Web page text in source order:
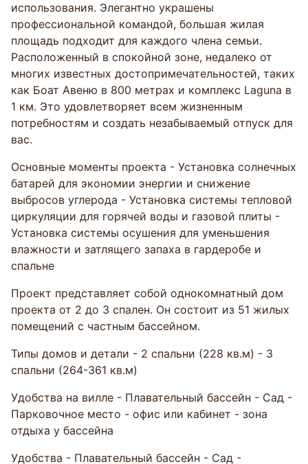
использования. Элегантно украшены
профессиональной командой, большая жилая
площадь подходит для каждого члена семьи.
Расположенный в спокойной зоне, недалеко от
многих известных достопримечательностей, таких
как Боат Авеню в 800 метрах и комплекс Laguna в
1 км. Это удовлетворяет всем жизненным
потребностям и создать незабываемый отпуск для
вас.
Основные моменты проекта - Установка солнечных
батарей для экономии энергии и снижение
выбросов углерода - Установка системы тепловой
циркуляции для горячей воды и газовой плиты -
Установка системы осушения для уменьшения
влажности и затлящего запаха в гардеробе и
спальне
Проект представляет собой однокомнатный дом
проекта от 2 до 3 спален. Он состоит из 51 жилых
помещений с частным бассейном.
Типы домов и детали - 2 спальни (228 кв.м) - 3
спальни (264-361 кв.м)
Удобства на вилле - Плавательный бассейн - Сад -
Парковочное место - офис или кабинет - зона
отдыха у бассейна
Удобства - Плавательный бассейн - Сад -